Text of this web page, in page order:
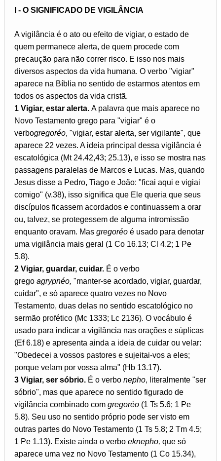
I - O SIGNIFICADO DE VIGILÂNCIA
A vigilância é o ato ou efeito de vigiar, o estado de
quem permanece alerta, de quem procede com
precaução para não correr risco. E isso nos mais
diversos aspectos da vida humana. O verbo "vigiar"
aparece na Bíblia no sentido de estarmos atentos em
todos os aspectos da vida cristã.
1 Vigiar, estar alerta. A palavra que mais aparece no
Novo Testamento grego para "vigiar" é o
verbogregoréo, "vigiar, estar alerta, ser vigilante", que
aparece 22 vezes. A ideia principal dessa vigilância é
escatológica (Mt 24.42,43; 25.13), e isso se mostra nas
passagens paralelas de Marcos e Lucas. Mas, quando
Jesus disse a Pedro, Tiago e João: "ficai aqui e vigiai
comigo" (v.38), isso significa que Ele queria que seus
discípulos ficassem acordados e continuassem a orar
ou, talvez, se protegessem de alguma intromissão
enquanto oravam. Mas gregoréo é usado para denotar
uma vigilância mais geral (1 Co 16.13; Cl 4.2; 1 Pe
5.8).
2 Vigiar, guardar, cuidar. É o verbo
grego agrypnéo, "manter-se acordado, vigiar, guardar,
cuidar", e só aparece quatro vezes no Novo
Testamento, duas delas no sentido escatológico no
sermão profético (Mc 1333; Lc 2136). O vocábulo é
usado para indicar a vigilância nas orações e súplicas
(Ef 6.18) e apresenta ainda a ideia de cuidar ou velar:
"Obedecei a vossos pastores e sujeitai-vos a eles;
porque velam por vossa alma" (Hb 13.17).
3 Vigiar, ser sóbrio. É o verbo nepho, literalmente "ser
sóbrio", mas que aparece no sentido figurado de
vigilância combinado com gregoréo (1 Ts 5.6; 1 Pe
5.8). Seu uso no sentido próprio pode ser visto em
outras partes do Novo Testamento (1 Ts 5.8; 2 Tm 4.5;
1 Pe 1.13). Existe ainda o verbo eknepho, que só
aparece uma vez no Novo Testamento (1 Co 15.34),